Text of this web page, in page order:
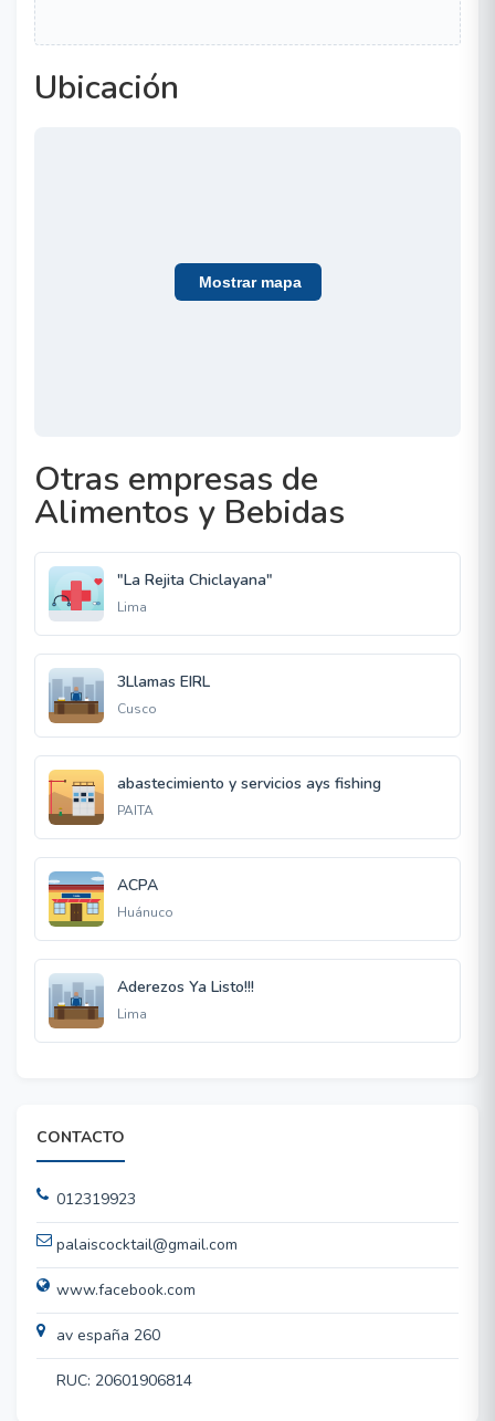
Ubicación
Mostrar mapa
Otras empresas de
Alimentos y Bebidas
"La Rejita Chiclayana"
Lima
3Llamas EIRL
Cusco
abastecimiento y servicios ays fishing
PAITA
ACPA
Huánuco
Aderezos Ya Listo!!!
Lima
CONTACTO
012319923
palaiscocktail@gmail.com
www.facebook.com
av españa 260
RUC: 20601906814